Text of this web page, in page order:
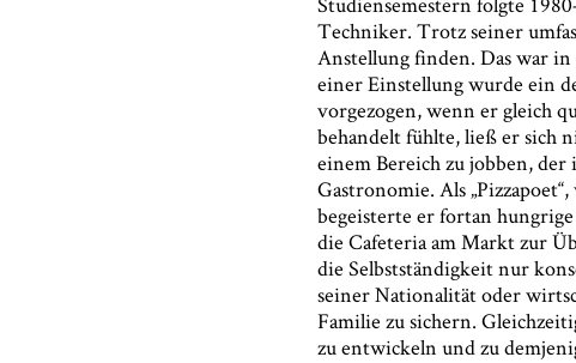
Techniker. Trotz seiner
Anstellung finden. Das war
einer Einstellung wurde ein
vorgezogen, wenn er gleich
behandelt fühlte, ließ er sich
einem Bereich zu jobben,
Gastronomie. Als
begeisterte er fortan
die Cafeteria am Markt zur
die Selbstständigkeit nur
seiner Nationalität oder
Familie zu sichern.
zu entwickeln und zu
die Informationen aus den Systemen des Museumsquartiers
löschen lassen. Es besteht ein Beschwerderecht bei einer
für Datenschutz. Weitere Informationen siehe:Datenschutz-Seite.*